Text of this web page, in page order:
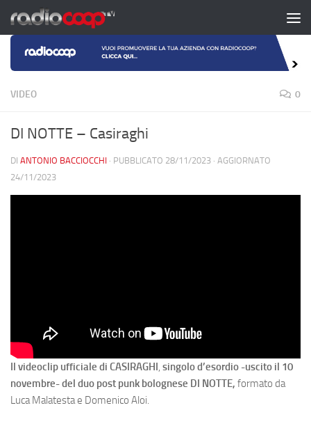
Salta al contenuto
VIDEO 0
DI NOTTE – Casiraghi
DI ANTONIO BACCIOCCHI · PUBBLICATO 28/11/2023 · AGGIORNATO
24/11/2023
Il videoclip ufficiale di CASIRAGHI, singolo d’esordio -uscito il 10
novembre- del duo post punk bolognese DI NOTTE, formato da
Luca Malatesta e Domenico Aloi.